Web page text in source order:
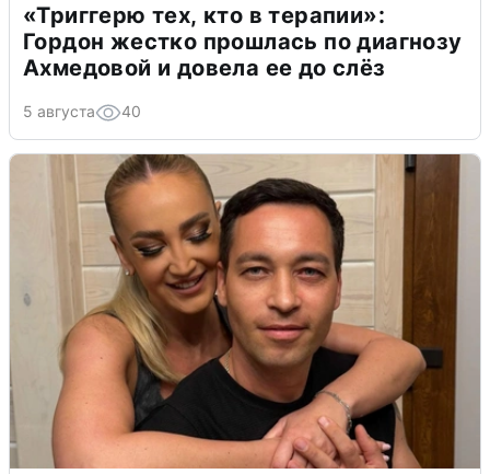
«Триггерю тех, кто в терапии»:
Гордон жестко прошлась по диагнозу
Ахмедовой и довела ее до слёз
5 августа 40